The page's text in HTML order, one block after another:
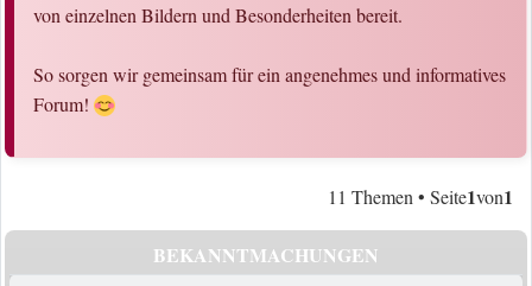
von einzelnen Bildern und Besonderheiten bereit.
So sorgen wir gemeinsam für ein angenehmes und informatives
Forum!
11 Themen • Seite1von1
BEKANNTMACHUNGEN